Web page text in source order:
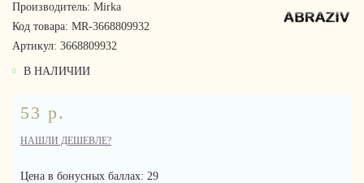
Производитель: Mirka
Код товара: MR-3668809932
Артикул: 3668809932
В НАЛИЧИИ
53 р.
НАШЛИ ДЕШЕВЛЕ?
Цена в бонусных баллах: 29